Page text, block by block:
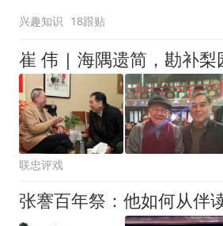
兴趣知识 18跟贴
联忠评戏